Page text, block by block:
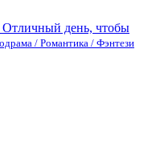
Отличный день, чтобы
/ Романтика / Фэнтези